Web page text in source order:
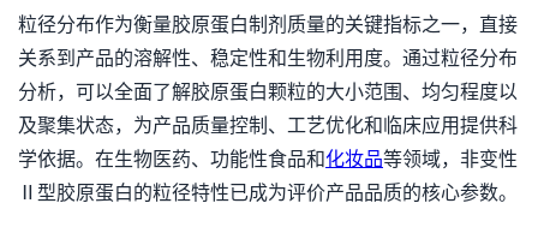
粒径分布作为衡量胶原蛋白制剂质量的关键指标之一，直接
关系到产品的溶解性、稳定性和生物利用度。通过粒径分布
分析，可以全面了解胶原蛋白颗粒的大小范围、均匀程度以
及聚集状态，为产品质量控制、工艺优化和临床应用提供科
学依据。在生物医药、功能性食品和化妆品等领域，非变性
Ⅱ型胶原蛋白的粒径特性已成为评价产品品质的核心参数。